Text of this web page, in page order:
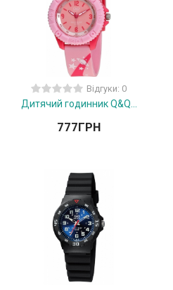
Відгуки: 0
Дитячий годинник Q&Q...
777ГРН